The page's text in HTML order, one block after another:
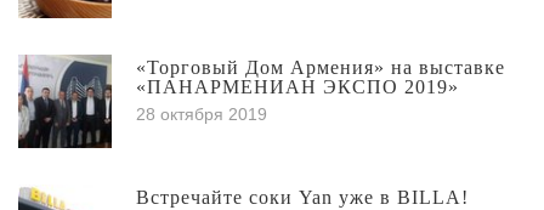
«Торговый Дом Армения» на выставке
«ПАНАРМЕНИАН ЭКСПО 2019»
28 октября 2019
Встречайте соки Yan уже в BILLA!